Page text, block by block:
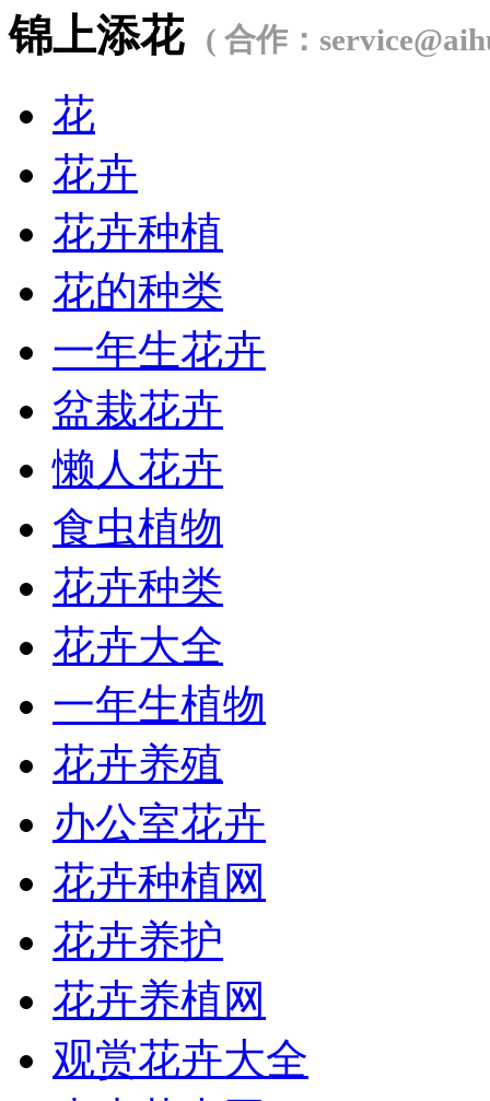
锦上添花 ( 合作：
花
花卉
花卉种植
花的种类
一年生花卉
盆栽花卉
懒人花卉
食虫植物
花卉种类
花卉大全
一年生植物
花卉养殖
办公室花卉
花卉种植网
花卉养护
花卉养植网
观赏花卉大全